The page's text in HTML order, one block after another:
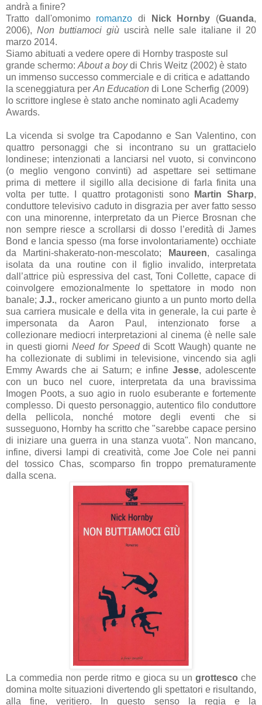
andrà a finire?
Tratto dall'omonimo romanzo di Nick Hornby (Guanda,
2006), Non buttiamoci giù uscirà nelle sale italiane il 20
marzo 2014.
Siamo abituati a vedere opere di Hornby trasposte sul
grande schermo: About a boydi Chris Weitz (2002) è stato
un immenso successo commerciale e di critica e adattando
la sceneggiatura per An Education di Lone Scherfig (2009)
lo scrittore inglese è stato anche nominato agli Academy
Awards.
La vicenda si svolge tra Capodanno e San Valentino, con
quattro personaggi che si incontrano su un grattacielo
londinese; intenzionati a lanciarsi nel vuoto, si convincono
(o meglio vengono convinti) ad aspettare sei settimane
prima di mettere il sigillo alla decisione di farla finita una
volta per tutte. I quattro protagonisti sono
Martin Sharp,
conduttore televisivo caduto in disgrazia per aver fatto sesso
con una minorenne, interpretato da un Pierce Brosnan che
non sempre riesce a scrollarsi di dosso l’eredità di James
Bond e lancia spesso (ma forse involontariamente) occhiate
da Martini-shakerato-non-mescolato;
Maureen, casalinga
isolata da una routine con il figlio invalido, interpretata
dall’attrice più espressiva del cast, Toni Collette, capace di
coinvolgere emozionalmente lo spettatore in modo non
banale; J.J., rocker americano giunto a un punto morto della
sua carriera musicale e della vita in generale, la cui parte è
impersonata da Aaron Paul, intenzionato forse a
collezionare mediocri interpretazioni al cinema (è nelle sale
in questi giorniNeed for Speeddi Scott Waugh) quante ne
ha collezionate di sublimi in televisione, vincendo sia agli
Emmy Awards che ai Saturn; e infine Jesse, adolescente
con un buco nel cuore, interpretata da una bravissima
Imogen Poots, a suo agio in ruolo esuberante e fortemente
complesso. Di questo personaggio,autentico filo conduttore
della pellicola, nonché motore degli eventi che si
susseguono, Hornby ha scritto che "sarebbe capace persino
di iniziare una guerra in una stanza vuota". Non mancano,
infine, diversi lampi di creatività, come Joe Cole nei panni
del tossico Chas, scomparso fin troppo prematuramente
dalla scena.
La commedia non perde ritmo e gioca su un grottesco che
domina molte situazioni divertendo gli spettatori e risultando,
alla fine, veritiero. In questo senso la regia e la